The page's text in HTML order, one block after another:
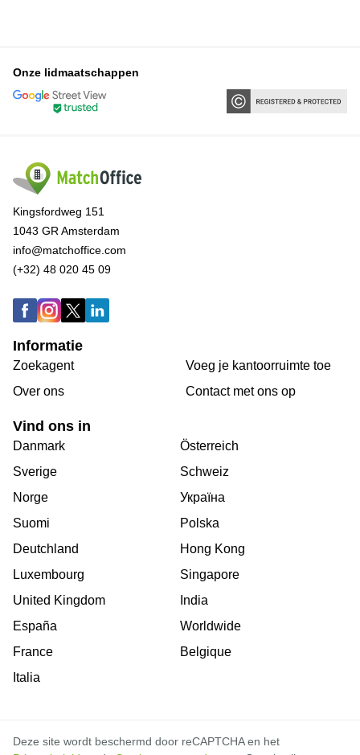
Onze lidmaatschappen
Kingsfordweg 151
1043 GR Amsterdam
info@matchoffice.com
(+32) 48 020 45 09
Informatie
Zoekagent
Over ons
Voeg je kantoorruimte toe
Сontact met ons op
Vind ons in
Danmark
Sverige
Norge
Suomi
Deutchland
Luxembourg
United Kingdom
España
France
Italia
Österreich
Schweiz
Україна
Polska
Hong Kong
Singapore
India
Worldwide
Belgique
Deze site wordt beschermd door reCAPTCHA en het